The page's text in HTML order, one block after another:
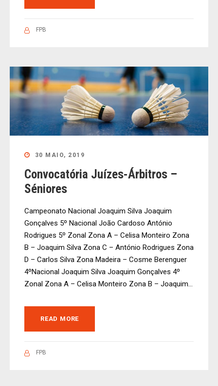
FPB
30 MAIO, 2019
Convocatória Juízes-Árbitros –
Séniores
Campeonato Nacional Joaquim Silva Joaquim
Gonçalves 5º Nacional João Cardoso António
Rodrigues 5º Zonal Zona A – Celisa Monteiro Zona
B – Joaquim Silva Zona C – António Rodrigues Zona
D – Carlos Silva Zona Madeira – Cosme Berenguer
4ºNacional Joaquim Silva Joaquim Gonçalves 4º
Zonal Zona A – Celisa Monteiro Zona B – Joaquim...
READ MORE
FPB